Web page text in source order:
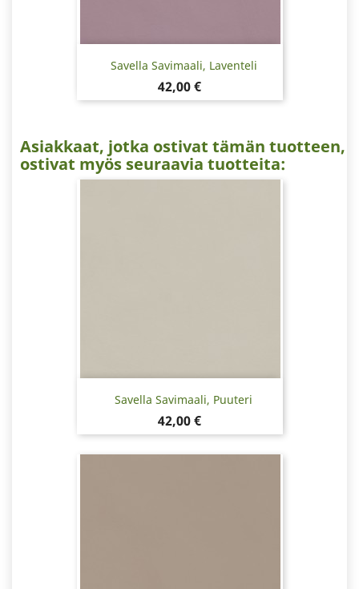
Savella Savimaali, Laventeli
Hinta
42,00 €
Asiakkaat, jotka ostivat tämän tuotteen,
ostivat myös seuraavia tuotteita:
Savella Savimaali, Puuteri
Hinta
42,00 €